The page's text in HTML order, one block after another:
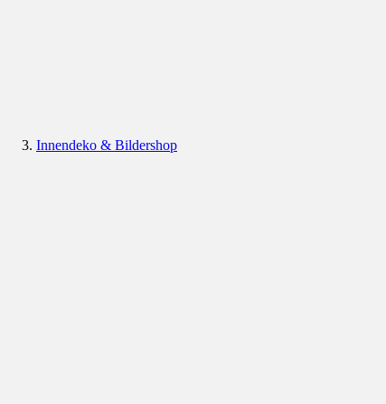
Innendeko & Bildershop